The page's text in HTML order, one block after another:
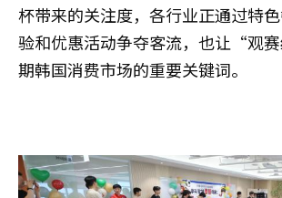
杯带来的关注度，各行业正通过特
验和优惠活动争夺客流，也让“观
期韩国消费市场的重要关键词。